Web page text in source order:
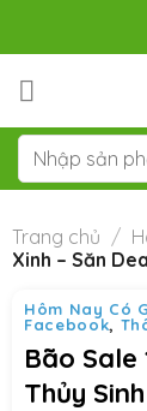
content
Tìm
kiếm:
Trang chủ /
Xinh – Săn
Hôm Nay Có
Facebook,
Bão Sale
Thủy